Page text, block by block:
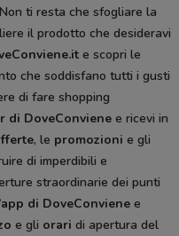
ti resta che sfogliare la
il prodotto che desideravi
e scopri le
che soddisfano tutti i gusti
di fare shopping
di DoveConviene e ricevi in
, le promozioni e gli
di imperdibili e
straordinarie dei punti
di DoveConviene e
e gli orari di apertura del